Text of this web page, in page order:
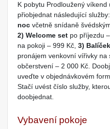
K pobytu Prodloužený
přiobjednat následující služby:
noc včetně snídaně
2) Welcome set po příjezdu
na pokoji – 999 Kč, 3)
pronájem venkovní vířivky
občerstvení – 2 000 Kč.
uveďte v objednávkovém
Stačí uvést číslo služby,
doobjednat.
Vybavení pokoje